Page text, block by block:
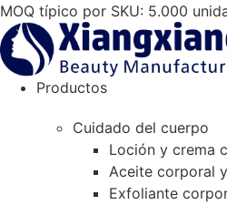
Saltar
al
contenido
MOQ típico por SKU: 5.000
Productos
Cuidado del cuerpo
Loción y crema
Aceite corporal
Exfoliante